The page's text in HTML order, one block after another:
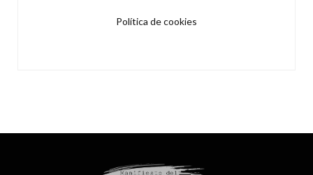
Política de cookies